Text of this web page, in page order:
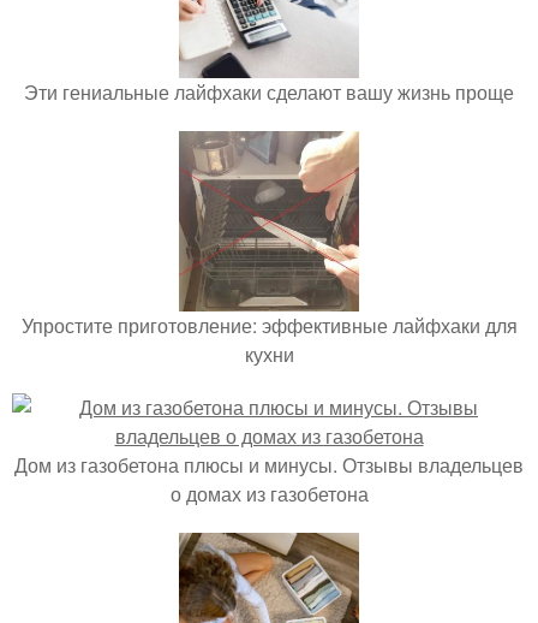
Эти гениальные лайфхаки сделают вашу жизнь проще
Упростите приготовление: эффективные лайфхаки для
кухни
Дом из газобетона плюсы и минусы. Отзывы владельцев
о домах из газобетона